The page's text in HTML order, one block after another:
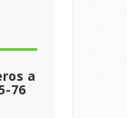
a
76